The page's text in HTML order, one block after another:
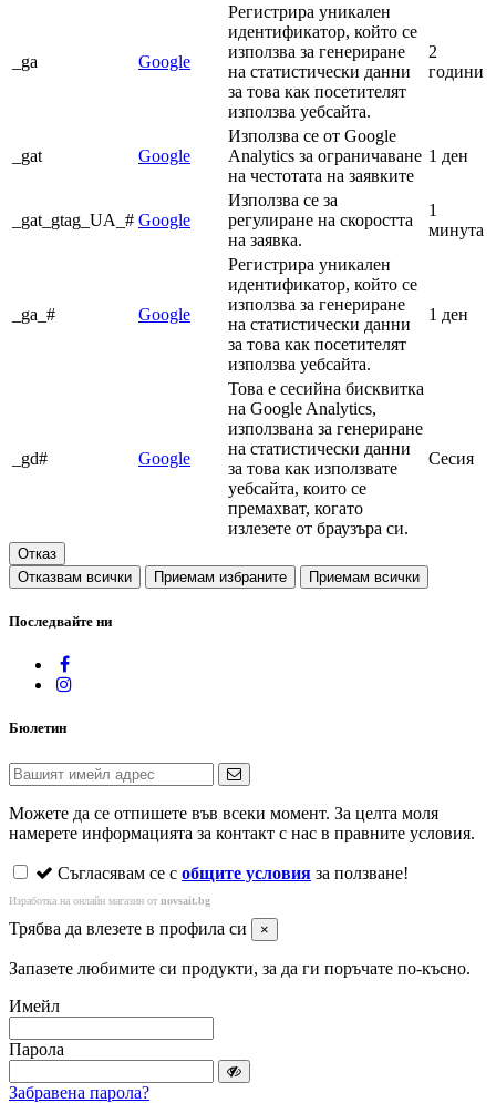
_ga Google
Регистрира уникален
идентификатор, който се
използва за генериране
на статистически данни
за това как посетителят
използва уебсайта.
2
години
_gat Google
Използва се от Google
Analytics за ограничаване
на честотата на заявките
1 ден
_gat_gtag_UA_# Google
Използва се за
регулиране на скоростта
на заявка.
1
минута
_ga_# Google
Регистрира уникален
идентификатор, който се
използва за генериране
на статистически данни
за това как посетителят
използва уебсайта.
1 ден
_gd# Google
Това е сесийна бисквитка
на Google Analytics,
използвана за генериране
на статистически данни
за това как използвате
уебсайта, които се
премахват, когато
излезете от браузъра си.
Сесия
Отказ
Отказвам всички
Приемам избраните Приемам всички
Последвайте ни
Бюлетин
Можете да се отпишете във всеки момент. За целта моля
намерете информацията за контакт с нас в правните условия.
Съгласявам се с общите условия за ползване!
Изработка на онлайн магазин от novsait.bg
Трябва да влезете в профила си ×
Запазете любимите си продукти, за да ги поръчате по-късно.
Имейл
Парола
Забравена парола?